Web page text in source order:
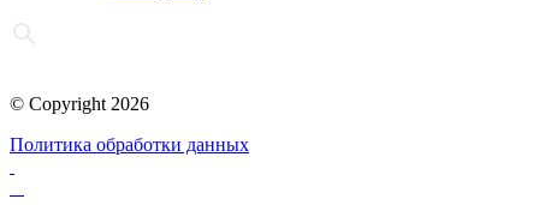
© Copyright 2026
Политика обработки данных